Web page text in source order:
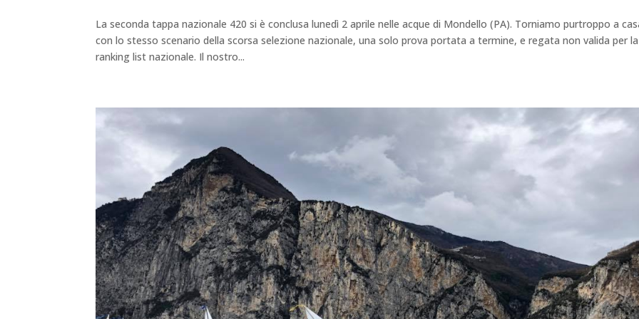
La seconda tappa nazionale 420 si è conclusa lunedì 2 aprile nelle acque di Mondello (PA). Torniamo purtroppo a
con lo stesso scenario della scorsa selezione nazionale, una solo prova portata a termine, e regata non valida per la
ranking list nazionale. Il nostro...